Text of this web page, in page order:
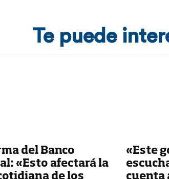
Te puede
del Banco
«Esto afectará la
de los
«Este
cuenta